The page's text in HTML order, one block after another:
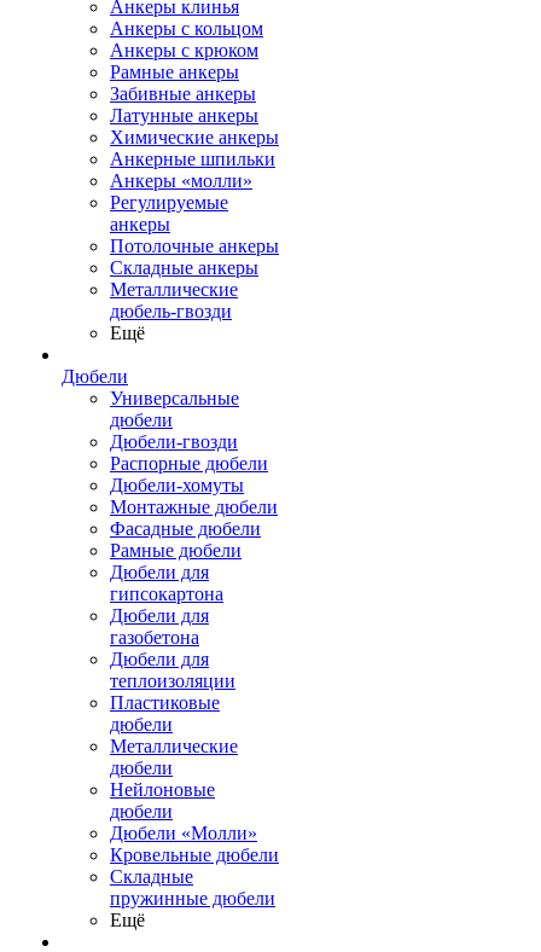
Анкеры клинья
Анкеры с кольцом
Анкеры с крюком
Рамные анкеры
Забивные анкеры
Латунные анкеры
Химические анкеры
Анкерные шпильки
Анкеры «молли»
Регулируемые
анкеры
Потолочные анкеры
Складные анкеры
Металлические
дюбель-гвозди
Ещё
Дюбели
Универсальные
дюбели
Дюбели-гвозди
Распорные дюбели
Дюбели-хомуты
Монтажные дюбели
Фасадные дюбели
Рамные дюбели
Дюбели для
гипсокартона
Дюбели для
газобетона
Дюбели для
теплоизоляции
Пластиковые
дюбели
Металлические
дюбели
Нейлоновые
дюбели
Дюбели «Молли»
Кровельные дюбели
Складные
пружинные дюбели
Ещё